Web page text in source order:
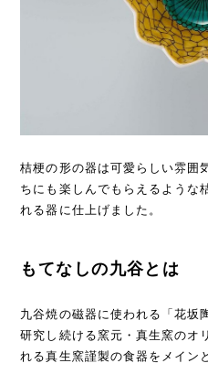
桔梗の形の器は可愛らしい雰囲
ちにも楽しんでもらえるような
れる器に仕上げました。
もてなしの九谷とは
九谷焼の磁器に使われる「花坂
研究し続ける窯元・真生窯のオ
れる真生窯謹製の食器をメイン